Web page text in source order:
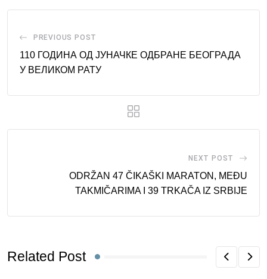
PREVIOUS POST
110 ГОДИНА ОД ЈУНАЧКЕ ОДБРАНЕ БЕОГРАДА
У ВЕЛИКОМ РАТУ
NEXT POST
ODRŽAN 47 ČIKAŠKI MARATON, MEĐU
TAKMIČARIMA I 39 TRKAČA IZ SRBIJE
Related Post